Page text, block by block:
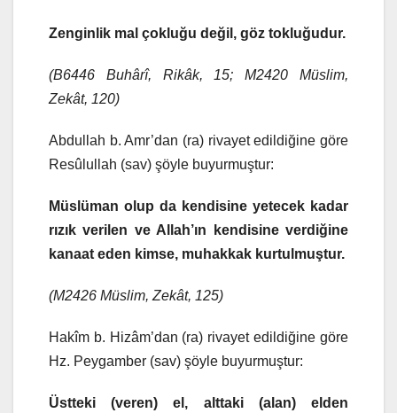
Zenginlik mal çokluğu değil, göz tokluğudur.
(B6446 Buhârî, Rikâk, 15; M2420 Müslim,
Zekât, 120)
Abdullah b. Amr’dan (ra) rivayet edildiğine göre
Resûlullah (sav) şöyle buyurmuştur:
Müslüman olup da kendisine yetecek kadar
rızık verilen ve Allah’ın kendisine verdiğine
kanaat eden kimse, muhakkak kurtulmuştur.
(M2426 Müslim, Zekât, 125)
Hakîm b. Hizâm’dan (ra) rivayet edildiğine göre
Hz. Peygamber (sav) şöyle buyurmuştur:
Üstteki (veren) el, alttaki (alan) elden